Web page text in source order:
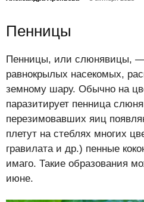
Пенницы
Пенницы, или слюнявицы, —
равнокрылых насекомых,
земному шару. Обычно на
паразитирует пенница
перезимовавших яиц
плетут на стеблях многих
гравилата и др.) пенные
имаго. Такие образования
июне.